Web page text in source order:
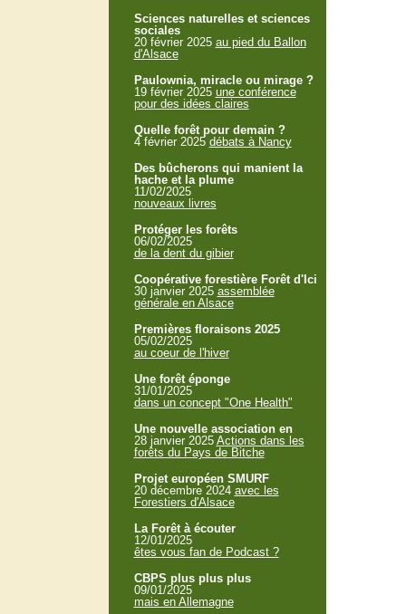
Sciences naturelles et sciences
sociales
20 février 2025 au pied du Ballon
d'Alsace
Paulownia, miracle ou mirage ?
19 février 2025 une conférence
pour des idées claires
Quelle forêt pour demain ?
4 février 2025 débats à Nancy
Des bûcherons qui manient la
hache et la plume
11/02/2025
nouveaux livres
Protéger les forêts
06/02/2025
de la dent du gibier
Coopérative forestière Forêt d'Ici
30 janvier 2025 assemblée
générale en Alsace
Premières floraisons 2025
05/02/2025
au coeur de l'hiver
Une forêt éponge
31/01/2025
dans un concept "One Health"
Une nouvelle association en
28 janvier 2025 Actions dans les
forêts du Pays de Bitche
Projet européen SMURF
20 décembre 2024 avec les
Forestiers d'Alsace
La Forêt à écouter
12/01/2025
êtes vous fan de Podcast ?
CBPS plus plus plus
09/01/2025
mais en Allemagne